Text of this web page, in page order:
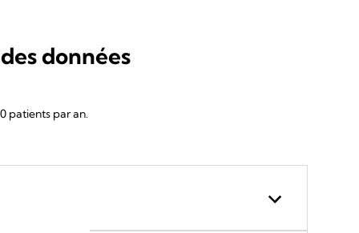
données
patients par an.